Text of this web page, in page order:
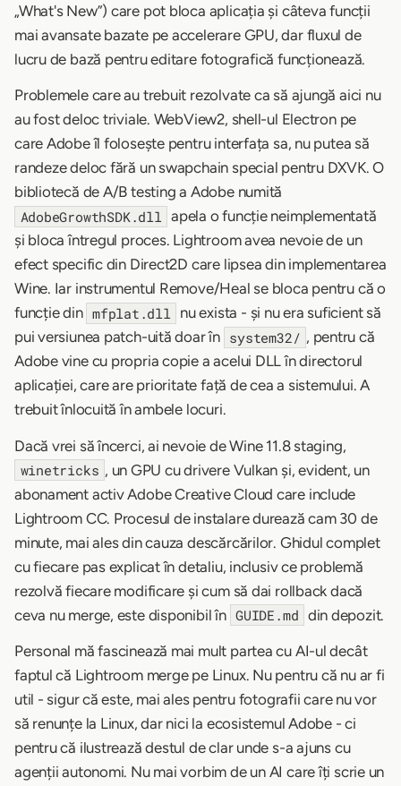
„What's New”) care pot bloca aplicația și câteva funcții
mai avansate bazate pe accelerare GPU, dar fluxul de
lucru de bază pentru editare fotografică funcționează.
Problemele care au trebuit rezolvate ca să ajungă aici nu
au fost deloc triviale. WebView2, shell-ul Electron pe
care Adobe îl folosește pentru interfața sa, nu putea să
randeze deloc fără un swapchain special pentru DXVK. O
bibliotecă de A/B testing a Adobe numită
AdobeGrowthSDK.dll apela o funcție neimplementată
și bloca întregul proces. Lightroom avea nevoie de un
efect specific din Direct2D care lipsea din implementarea
Wine. Iar instrumentul Remove/Heal se bloca pentru că o
funcție din mfplat.dll
nu exista - și nu era suficient să
pui versiunea patch-uită doar în system32/ , pentru că
Adobe vine cu propria copie a acelui DLL în directorul
aplicației, care are prioritate față de cea a sistemului. A
trebuit înlocuită în ambele locuri.
Dacă vrei să încerci, ai nevoie de Wine 11.8 staging,
winetricks , un GPU cu drivere Vulkan și, evident, un
abonament activ Adobe Creative Cloud care include
Lightroom CC. Procesul de instalare durează cam 30 de
minute, mai ales din cauza descărcărilor. Ghidul complet
cu fiecare pas explicat în detaliu, inclusiv ce problemă
rezolvă fiecare modificare și cum să dai rollback dacă
ceva nu merge, este disponibil în GUIDE.md din depozit.
Personal mă fascinează mai mult partea cu AI-ul decât
faptul că Lightroom merge pe Linux. Nu pentru că nu ar fi
util - sigur că este, mai ales pentru fotografii care nu vor
să renunțe la Linux, dar nici la ecosistemul Adobe - ci
pentru că ilustrează destul de clar unde s-a ajuns cu
agenții autonomi. Nu mai vorbim de un AI care îți scrie un